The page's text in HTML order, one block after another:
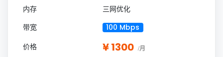
三网优化
100 Mbps
¥ 1300 /月